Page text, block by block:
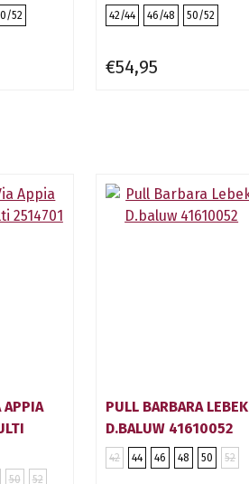
52 42/44 46/48 50/52
€54,95
APPIA
50 52
PULL BARBARA LEBEK
D.BALUW 41610052
42 44 46 48 50 52